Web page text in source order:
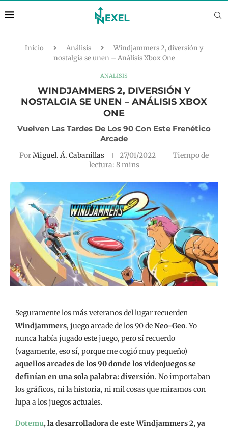
Inicio Análisis
Windjammers 2, diversión y
nostalgia se unen – Análisis Xbox One
ANÁLISIS
WINDJAMMERS 2, DIVERSIÓN Y
NOSTALGIA SE UNEN – ANÁLISIS XBOX
ONE
Vuelven Las Tardes De Los 90 Con Este Frenético
Arcade
PorMiguel. Á. Cabanillas 27/01/2022
Seguramente los más veteranos del lugar recuerden
Windjammers, juego arcade de los 90 deNeo-Geo. Yo
nunca había jugado este juego, pero sí recuerdo
(vagamente, eso sí, porque me cogió muy pequeño)
aquellos arcades de los 90 donde los videojuegos se
definían en una sola palabra: diversión. No importaban
los gráficos, ni la historia, ni mil cosas que miramos con
lupa a los juegos actuales.
Dotemu, la desarrolladora de este Windjammers 2, ya